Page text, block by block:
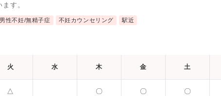
す。
男性不妊/無精子症 不妊カウンセリング
駅近
火 水 木 金 土
△ 〇 〇 〇